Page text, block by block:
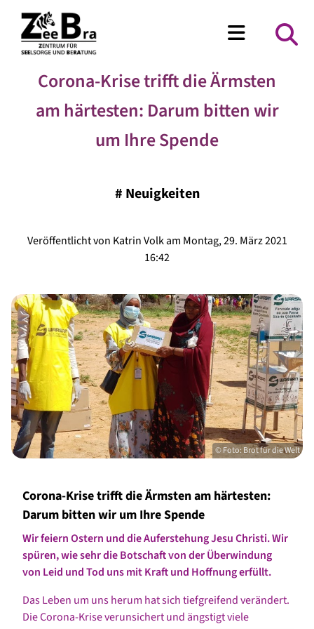
Corona-Krise trifft die Ärmsten
am härtesten: Darum bitten wir
um Ihre Spende
# Neuigkeiten
Veröffentlicht von Katrin Volk am Montag, 29. März 2021
16:42
© Foto: Brot für die Welt
Corona-Krise trifft die Ärmsten am härtesten:
Darum bitten wir um Ihre Spende
Wir feiern Ostern und die Auferstehung Jesu Christi. Wir
spüren, wie sehr die Botschaft von der Überwindung
von Leid und Tod uns mit Kraft und Hoffnung erfüllt.
Das Leben um uns herum hat sich tiefgreifend verändert.
Die Corona-Krise verunsichert und ängstigt viele